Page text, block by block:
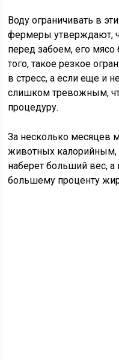
Воду ограничивать в
фермеры утверждают,
перед забоем, его
того, такое резкое
в стресс, а если еще и
слишком тревожным,
процедуру.
За несколько месяцев
животных калорийным,
наберет больший вес,
большему проценту